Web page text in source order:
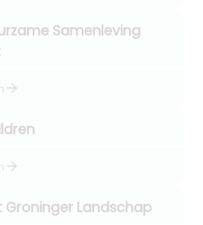
Samenleving
arrow_forward
arrow_forward
Groninger Landschap